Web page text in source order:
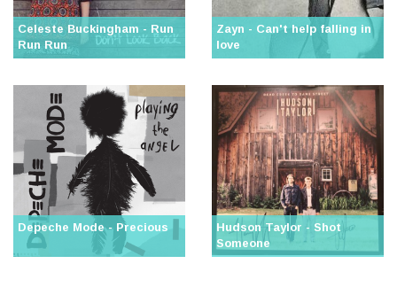
Celeste Buckingham - Run
Run Run
Zayn - Can't help falling in
love
Depeche Mode - Precious
Hudson Taylor - Shot
Someone